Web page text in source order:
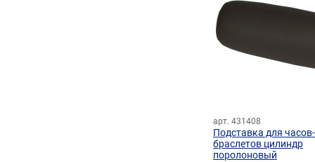
арт. 431408
Подставка для часов-
браслетов цилиндр
поролоновый